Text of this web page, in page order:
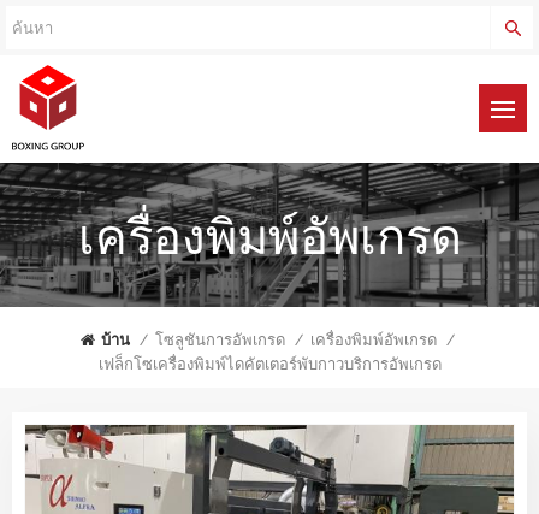
เครื่องพิมพ์อัพเกรด
บ้าน / โซลูชันการอัพเกรด / เครื่องพิมพ์อัพเกรด /
เฟล็กโซเครื่องพิมพ์ไดคัตเตอร์พับกาวบริการอัพเกรด